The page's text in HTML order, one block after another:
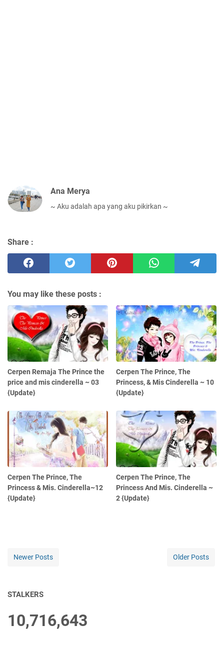
Ana Merya
~ Aku adalah apa yang aku pikirkan ~
Share :
You may like these posts :
Cerpen Remaja The Prince the
price and mis cinderella ~ 03
{Update}
Cerpen The Prince, The
Princess, & Mis Cinderella ~ 10
{Update}
Cerpen The Prince, The
Princess & Mis. Cinderella~12
{Update}
Cerpen The Prince, The
Princess And Mis. Cinderella ~
2 {Update}
Newer Posts Older Posts
STALKERS
10,716,643